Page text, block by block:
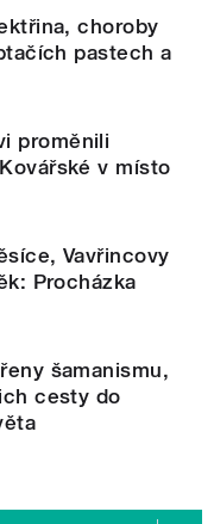
choroby
pastech a
proměnili
v místo
Vavřincovy
Procházka
šamanismu,
cesty do